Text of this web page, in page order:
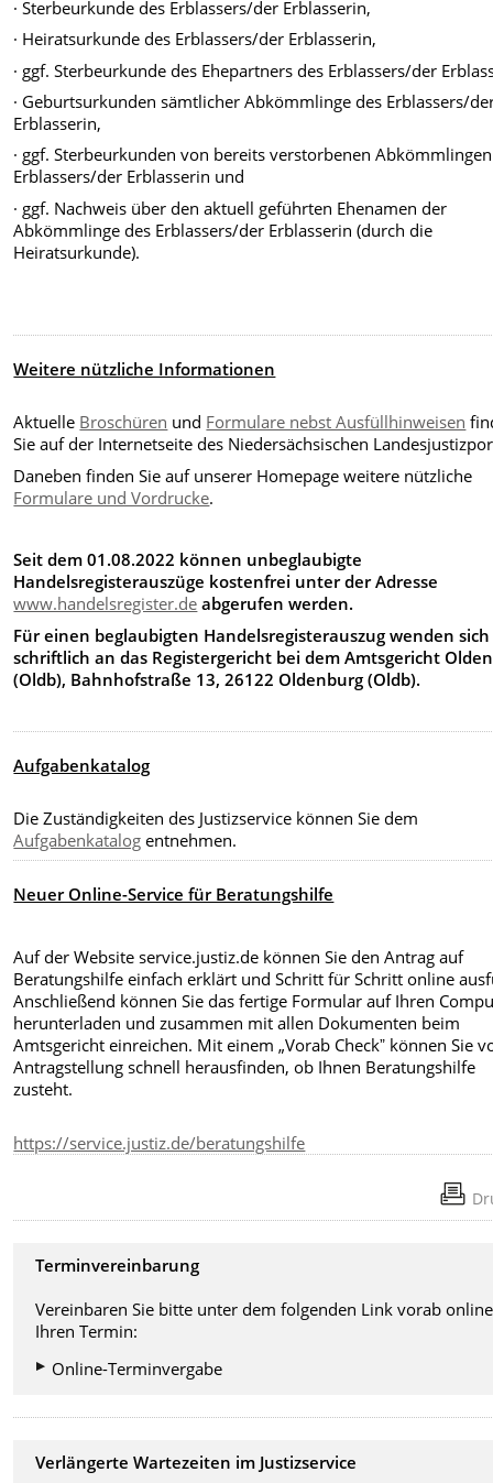
· Sterbeurkunde des Erblassers/der Erblasserin,
· Heiratsurkunde des Erblassers/der Erblasserin,
· ggf. Sterbeurkunde des Ehepartners des Erblassers/der
· Geburtsurkunden sämtlicher Abkömmlinge des Erblassers/
Erblasserin,
· ggf. Sterbeurkunden von bereits verstorbenen
Erblassers/der Erblasserin und
· ggf. Nachweis über den aktuell geführten Ehenamen der
Abkömmlinge des Erblassers/der Erblasserin (durch die
Heiratsurkunde).
Weitere nützliche Informationen
Aktuelle Broschüren und Formulare nebst Ausfüllhinweisen
Sie auf der Internetseite des Niedersächsischen
Daneben finden Sie auf unserer Homepage weitere nützliche
Formulare und Vordrucke.
Seit dem 01.08.2022 können unbeglaubigte
Handelsregisterauszüge kostenfrei unter der Adresse
www.handelsregister.de abgerufen werden.
Für einen beglaubigten Handelsregisterauszug wenden
schriftlich an das Registergericht bei dem Amtsgericht
(Oldb), Bahnhofstraße 13, 26122 Oldenburg (Oldb).
Aufgabenkatalog
Die Zuständigkeiten des Justizservice können Sie dem
Aufgabenkatalog entnehmen.
Neuer Online-Service für Beratungshilfe
Auf der Website service.justiz.de können Sie den Antrag auf
Beratungshilfe einfach erklärt und Schritt für Schritt online
Anschließend können Sie das fertige Formular auf Ihren
herunterladen und zusammen mit allen Dokumenten beim
Amtsgericht einreichen. Mit einem „Vorab Checkˮ können Sie
Antragstellung schnell herausfinden, ob Ihnen Beratungshilfe
zusteht.
https://service.justiz.de/beratungshilfe
Terminvereinbarung
Vereinbaren Sie bitte unter dem folgenden Link vorab online
Ihren Termin:
Online-Terminvergabe
Verlängerte Wartezeiten im Justizservice